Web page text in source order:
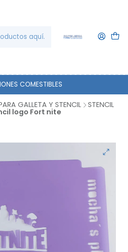
COMESTIBLES
GALLETA Y STENCIL STENCIL
logo Fort nite